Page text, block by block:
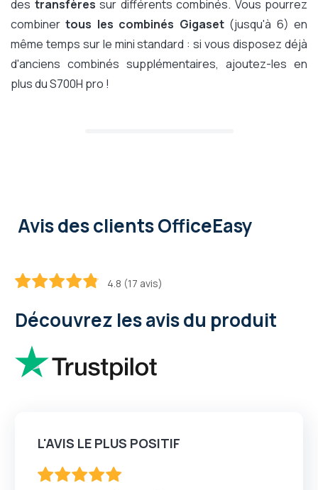
des transfères sur différents combinés. Vous pourrez
combinertous les combinés Gigaset(jusqu'à 6) en
même temps sur le mini standard : si vous disposez déjà
d'anciens combinés supplémentaires, ajoutez-les en
plus du S700H pro !
Avis des clients OfficeEasy
4.8 (17 avis)
Découvrez les avis du produit
L'AVIS LE PLUS POSITIF